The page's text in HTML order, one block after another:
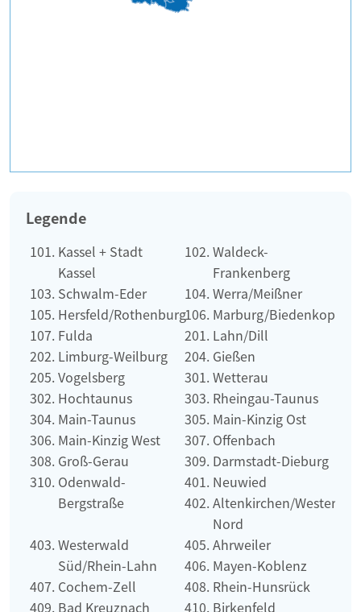
Legende
Kassel + Stadt
Kassel
Waldeck-
Frankenberg
Schwalm-Eder
Werra/Meißner
Hersfeld/Rothenburg
Marburg/Biedenkopf
Fulda
Lahn/Dill
Limburg-Weilburg
Gießen
Vogelsberg
Wetterau
Hochtaunus
Rheingau-Taunus
Main-Taunus
Main-Kinzig Ost
Main-Kinzig West
Offenbach
Groß-Gerau
Darmstadt-Dieburg
Odenwald-
Bergstraße
Neuwied
Altenkirchen/
Nord
Westerwald
Süd/Rhein-Lahn
Ahrweiler
Mayen-Koblenz
Cochem-Zell
Rhein-Hunsrück
Bad Kreuznach
Birkenfeld